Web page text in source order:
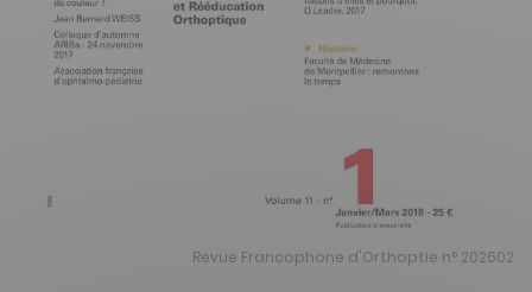
Revue Francophone d'Orthoptie n° 202602